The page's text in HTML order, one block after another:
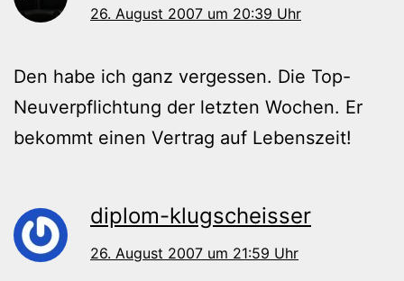
26. August 2007 um 20:39 Uhr
Den habe ich ganz vergessen. Die Top-
Neuverpflichtung der letzten Wochen. Er
bekommt einen Vertrag auf Lebenszeit!
diplom-klugscheisser
26. August 2007 um 21:59 Uhr